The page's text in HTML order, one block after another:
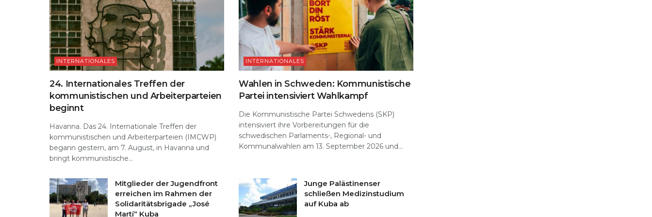
INTERNATIONALES
24. Internationales Treffen der
kommunistischen und Arbeiterparteien
beginnt
Havanna. Das 24. Internationale Treffen der
kommunistischen und Arbeiterparteien (IMCWP)
begann gestern, am 7. August, in Havanna und
bringt kommunistische...
INTERNATIONALES
Wahlen in Schweden: Kommunistische
Partei intensiviert Wahlkampf
Die Kommunistische Partei Schwedens (SKP)
intensiviert ihre Vorbereitungen für die
schwedischen Parlaments-, Regional- und
Kommunalwahlen am 13. September 2026 und...
Mitglieder der Jugendfront
erreichen im Rahmen der
Solidaritätsbrigade „José
Martí“ Kuba
Junge Palästinenser
schließen Medizinstudium
auf Kuba ab